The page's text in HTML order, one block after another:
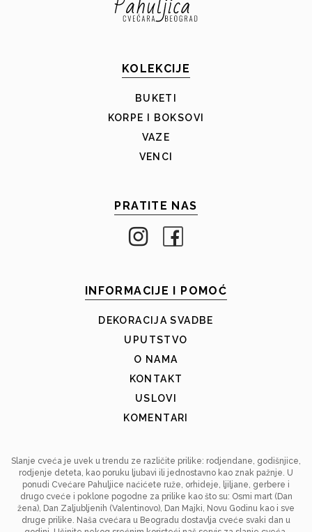
KOLEKCIJE
BUKETI
KORPE I BOKSOVI
VAZE
VENCI
PRATITE NAS
INFORMACIJE I POMOĆ
DEKORACIJA SVADBE
UPUTSTVO
O NAMA
KONTAKT
USLOVI
KOMENTARI
Slanje cveća je uvek u trendu ze različite prilike: rodjendane, godišnjice,
rodjenje deteta, kao poruku ljubavi ili jednostavno kao znak pažnje. U
ponudi Cvećare Pahuljice naćićete ruže, orhideje, ljiljane, gerbere i
drugo cveće i poklone pogodne za prilike kao što su: Osmi mart (Dan
žena), Dan Zaljubljenih (Valentinovo), Dan Majki, Novu Godinu kao i sve
druge prilike. Naša cvećara u Beogradu dostavlja cveće svaki dan u